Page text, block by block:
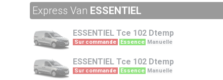
Express Van ESSENTIEL
ESSENTIEL Tce 102 Dtemp
Sur commande Essence Manuelle
ESSENTIEL Tce 102 Dtemp
Sur commande Essence Manuelle